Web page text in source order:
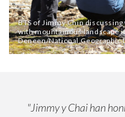
BTS of Jimmy Chin
with mountainous landscape
Deneen/National Geographic
"Jimmy y Chai han